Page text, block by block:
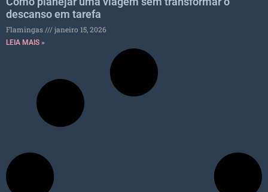
descanso em tarefa
Flamingas janeiro 15, 2026
LEIA MAIS »